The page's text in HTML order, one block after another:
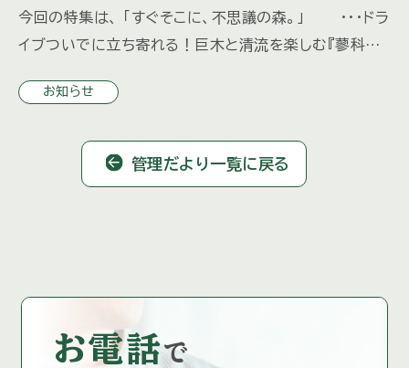
今回の特集は、 「すぐそこに、不思議の森。」 ・・・ドラ
イブついでに立ち寄れる！巨木と清流を楽しむ『蓼科大
お知らせ
管理だより一覧に戻る
お電話で